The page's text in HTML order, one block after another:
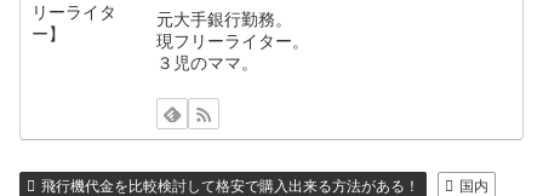
元大手銀行勤務。
現フリーライター。
３児のママ。
飛行機代金を比較検討して格安で購入出来る方法がある！
国内